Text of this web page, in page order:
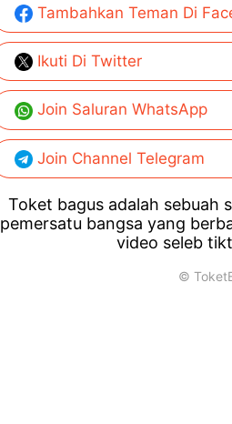
Tambahkan Teman Di
Ikuti Di Twitter
Join Saluran WhatsApp
Join Channel Telegram
Toket bagus adalah sebuah
pemersatu bangsa yang
video seleb
©